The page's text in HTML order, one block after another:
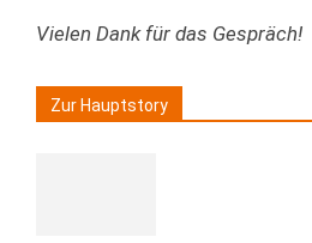
Vielen Dank für das Gespräch!
Zur Hauptstory